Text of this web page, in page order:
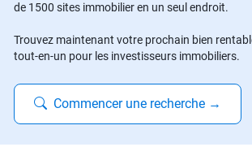
de 1500 sites immobilier en un seul endroit.
Trouvez maintenant votre prochain bien
tout-en-un pour les investisseurs immobiliers.
Commencer une recherche →